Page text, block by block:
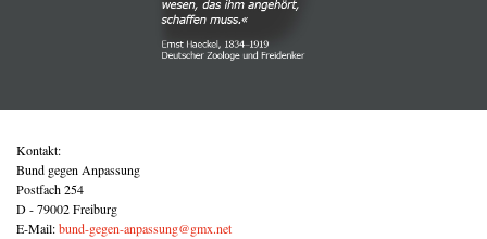
Kontakt:
Bund gegen Anpassung
Postfach 254
D - 79002 Freiburg
E-Mail:bund-gegen-anpassung@gmx.net